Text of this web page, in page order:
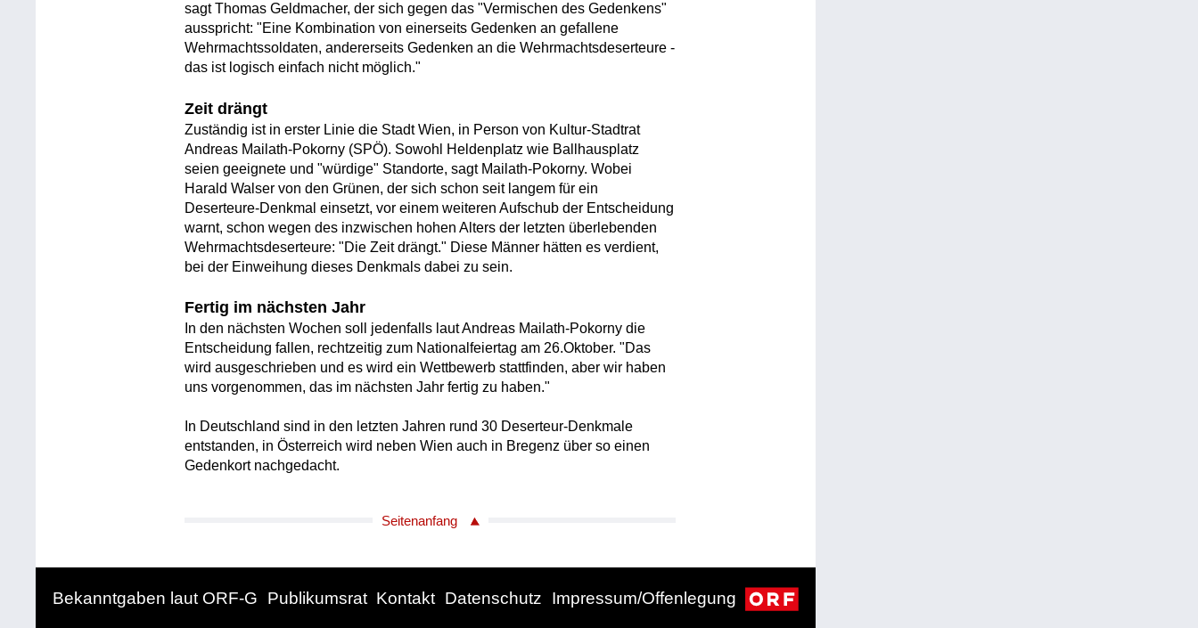
sagt Thomas Geldmacher, der sich gegen das "Vermischen des Gedenkens"
ausspricht: "Eine Kombination von einerseits Gedenken an gefallene
Wehrmachtssoldaten, andererseits Gedenken an die Wehrmachtsdeserteure -
das ist logisch einfach nicht möglich."
Zeit drängt
Zuständig ist in erster Linie die Stadt Wien, in Person von Kultur-Stadtrat
Andreas Mailath-Pokorny (SPÖ). Sowohl Heldenplatz wie Ballhausplatz
seien geeignete und "würdige" Standorte, sagt Mailath-Pokorny. Wobei
Harald Walser von den Grünen, der sich schon seit langem für ein
Deserteure-Denkmal einsetzt, vor einem weiteren Aufschub der Entscheidung
warnt, schon wegen des inzwischen hohen Alters der letzten überlebenden
Wehrmachtsdeserteure: "Die Zeit drängt." Diese Männer hätten es verdient,
bei der Einweihung dieses Denkmals dabei zu sein.
Fertig im nächsten Jahr
In den nächsten Wochen soll jedenfalls laut Andreas Mailath-Pokorny die
Entscheidung fallen, rechtzeitig zum Nationalfeiertag am 26.Oktober. "Das
wird ausgeschrieben und es wird ein Wettbewerb stattfinden, aber wir haben
uns vorgenommen, das im nächsten Jahr fertig zu haben."
In Deutschland sind in den letzten Jahren rund 30 Deserteur-Denkmale
entstanden, in Österreich wird neben Wien auch in Bregenz über so einen
Gedenkort nachgedacht.
Seitenanfang
Bekanntgaben laut ORF-G Publikumsrat Kontakt Datenschutz Impressum/Offenlegung